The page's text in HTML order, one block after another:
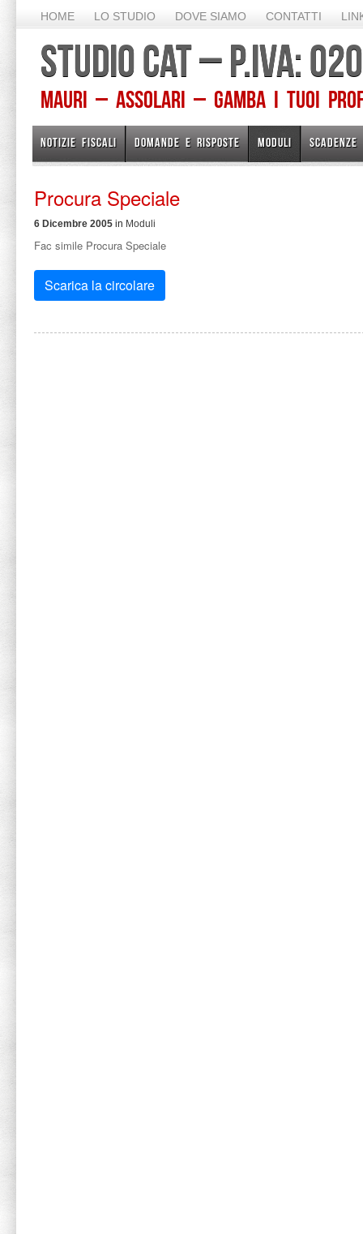
HOME LO STUDIO DOVE SIAMO CONTATTI
STUDIO CAT – P.IVA:
Mauri – Assolari – Gamba I TUOI
NOTIZIE FISCALI DOMANDE E RISPOSTE MODULI SCADENZE
Procura Speciale
6 Dicembre 2005 in Moduli
Fac simile Procura Speciale
Scarica la circolare